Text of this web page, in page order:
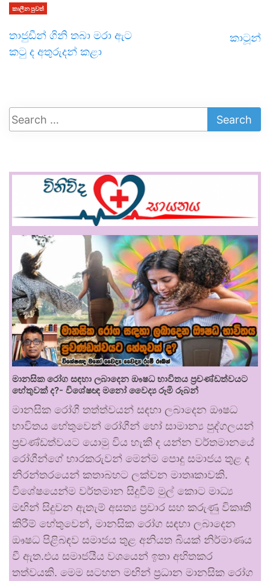
කාලීන පුවත්
තාජුඩීන් ගිනි තබා මරා ඇට
කටු ද අතුරුදන් කළා
කාටූන්
මානසික රෝග සඳහා ලබාදෙන ඖෂධ භාවිතය ප්‍රචණ්ඩත්වයට
හේතුවක් ද?- විශේෂඥ මනෝ වෛද්‍ය රූමි රූබන්
මානසික රෝගී තත්ත්වයන් සඳහා ලබාදෙන ඖෂධ
භාවිතය හේතුවෙන් රෝගීන් හෝ සාමාන්‍ය පුද්ගලයන්
ප්‍රචණ්ඩත්වයට යොමු විය හැකි ද යන්න වර්තමානයේ
රෝගීන්ගේ භාරකරුවන් මෙන්ම පොදු සමාජය තුළ ද
නිරන්තරයෙන් කතාබහට ලක්වන මාතෘකාවකි.
විශේෂයෙන්ම වර්තමාන සිදුවීම් මුල් කොට මාධ්‍ය
මඟින් සිදුවන ඇතැම් අසත්‍ය ප්‍රචාර සහ කරුණු විකෘති
කිරීම් හේතුවෙන්, මානසික රෝග සඳහා ලබාදෙන
ඖෂධ පිළිබඳව සමාජය තුළ අනියත බියක් නිර්මාණය
වී ඇත.එය සමාජයීය වශයෙන් ඉතා අහිතකර
තත්වයකි. මෙම සටහන මඟින් ප්‍රධාන මානසික රෝග